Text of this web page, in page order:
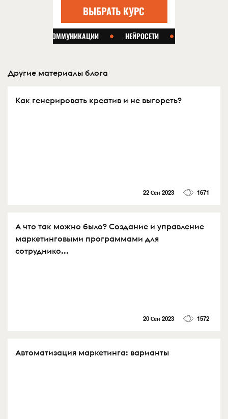
Другие материалы блога
Как генерировать креатив и не выгореть?
22 Сен 2023 1671
А что так можно было? Создание и управление
маркетинговыми программами для
сотруднико...
20 Сен 2023 1572
Автоматизация маркетинга: варианты